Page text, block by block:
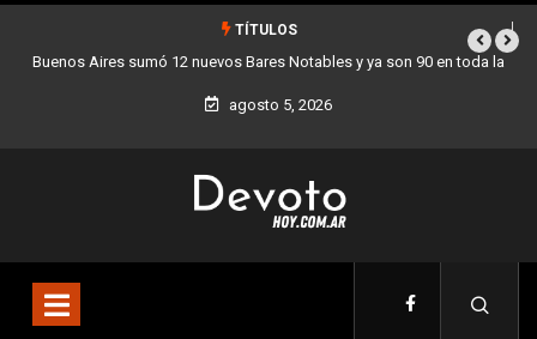
TÍTULOS
90 en toda la Los stands móviles de la Ciudad llegan esta semana a
agosto 5, 2026